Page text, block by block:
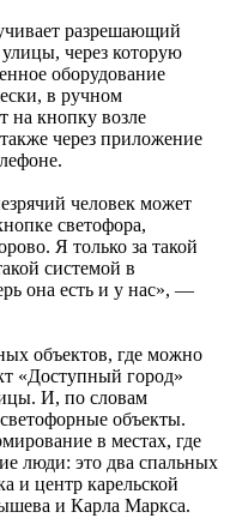
разрешающий
через которую
оборудование
в ручном
на кнопку возле
через приложение
человек может
светофора,
Я только за такой
системой в
она есть и у нас», —
объектов, где можно
«Доступный город»
И, по словам
объекты.
в местах, где
люди: это два спальных
и центр карельской
и Карла Маркса.